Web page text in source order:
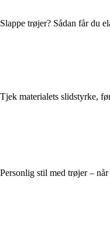
Slappe trøjer? Sådan får du
Tjek materialets slidstyrke,
Personlig stil med trøjer –